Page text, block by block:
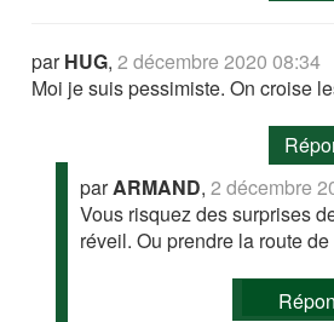
parHUG,2 décembre 2020 08:34
Moi je suis pessimiste. On croise
parARMAND,2 décembre
Vous risquez des surprises
réveil. Ou prendre la route